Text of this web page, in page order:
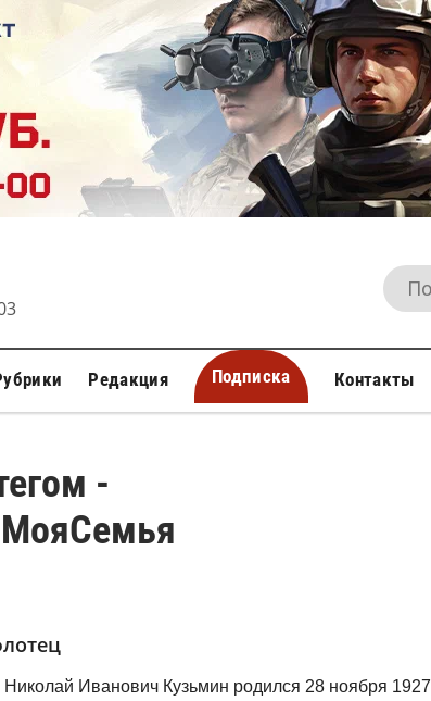
Редакция Подписка Контакты
-
Николай Иванович Кузьмин родился 28 ноября 1927